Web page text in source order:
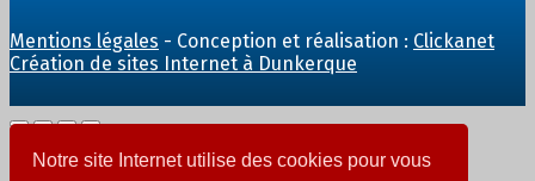
Notre site Internet utilise des cookies pour vous
Mentions légales - Conception et réalisation : Clickanet
Création de sites Internet à Dunkerque